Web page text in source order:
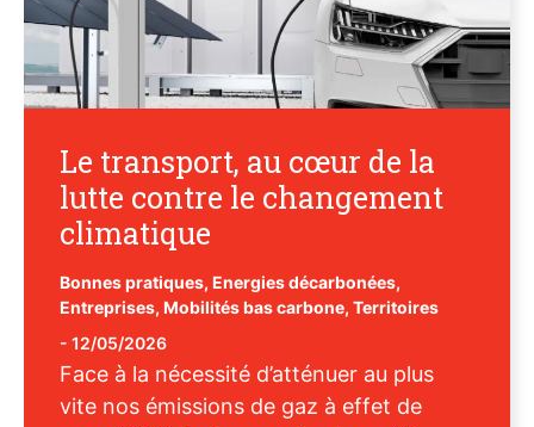
Le transport, au cœur de la
lutte contre le changement
climatique
Bonnes pratiques, Energies décarbonées,
Entreprises, Mobilités bas carbone, Territoires
- 12/05/2026
Face à la nécessité d’atténuer au plus
vite nos émissions de gaz à effet de